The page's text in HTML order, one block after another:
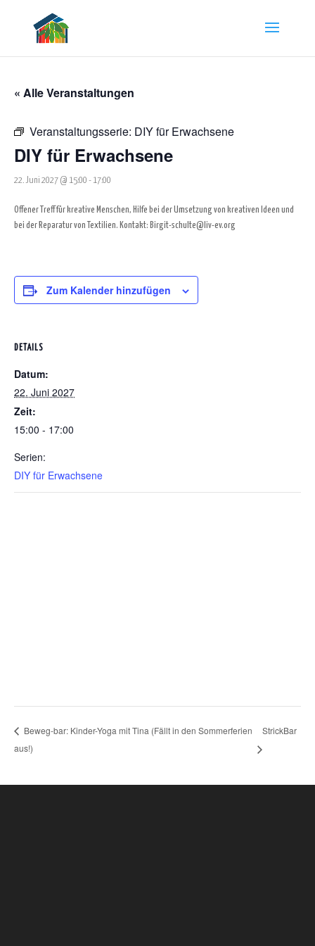
« Alle Veranstaltungen
Veranstaltungsserie: DIY für Erwachsene
DIY für Erwachsene
22. Juni 2027 @ 15:00 - 17:00
Offener Treff für kreative Menschen, Hilfe bei der Umsetzung von kreativen Ideen und
bei der Reparatur von Textilien. Kontakt: Birgit-schulte@liv-ev.org
Zum Kalender hinzufügen
DETAILS
Datum:
22. Juni 2027
Zeit:
15:00 - 17:00
Serien:
DIY für Erwachsene
Beweg-bar: Kinder-Yoga mit Tina (Fällt in den Sommerferien
aus!)
StrickBar